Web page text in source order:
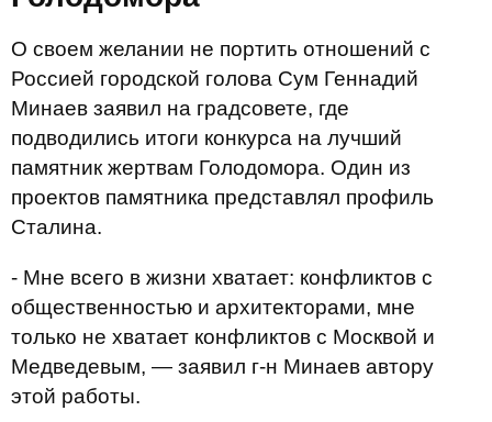
О своем желании не портить отношений с
Россией городской голова Сум Геннадий
Минаев заявил на градсовете, где
подводились итоги конкурса на лучший
памятник жертвам Голодомора. Один из
проектов памятника представлял профиль
Сталина.
- Мне всего в жизни хватает: конфликтов с
общественностью и архитекторами, мне
только не хватает конфликтов с Москвой и
Медведевым, — заявил г-н Минаев автору
этой работы.